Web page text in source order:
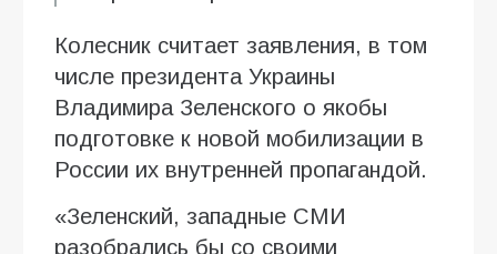
Колесник считает заявления, в том
числе президента Украины
Владимира Зеленского о якобы
подготовке к новой мобилизации в
России их внутренней пропагандой.
«Зеленский, западные СМИ
разобрались бы со своими